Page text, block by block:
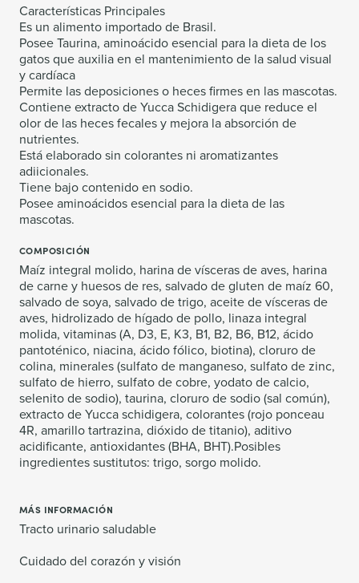
Características Principales
Es un alimento importado de Brasil.
Posee Taurina, aminoácido esencial para la dieta de los
gatos que auxilia en el mantenimiento de la salud visual
y cardíaca
Permite las deposiciones o heces firmes en las mascotas.
Contiene extracto de Yucca Schidigera que reduce el
olor de las heces fecales y mejora la absorción de
nutrientes.
Está elaborado sin colorantes ni aromatizantes
adiicionales.
Tiene bajo contenido en sodio.
Posee aminoácidos esencial para la dieta de las
mascotas.
COMPOSICIÓN
Maíz integral molido, harina de vísceras de aves, harina
de carne y huesos de res, salvado de gluten de maíz 60,
salvado de soya, salvado de trigo, aceite de vísceras de
aves, hidrolizado de hígado de pollo, linaza integral
molida, vitaminas (A, D3, E, K3, B1, B2, B6, B12, ácido
pantoténico, niacina, ácido fólico, biotina), cloruro de
colina, minerales (sulfato de manganeso, sulfato de zinc,
sulfato de hierro, sulfato de cobre, yodato de calcio,
selenito de sodio), taurina, cloruro de sodio (sal común),
extracto de Yucca schidigera, colorantes (rojo ponceau
4R, amarillo tartrazina, dióxido de titanio), aditivo
acidificante, antioxidantes (BHA, BHT).Posibles
ingredientes sustitutos: trigo, sorgo molido.
MÁS INFORMACIÓN
Tracto urinario saludable
Cuidado del corazón y visión